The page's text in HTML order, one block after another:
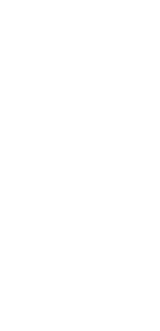
an, lade Musik und
– alles ohne dein
5G unterwegs noch